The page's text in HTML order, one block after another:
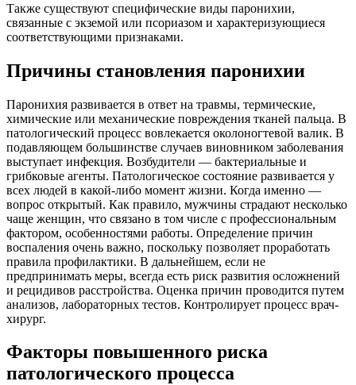
Также существуют специфические виды паронихии,
связанные с экземой или псориазом и характеризующиеся
соответствующими признаками.
Причины становления паронихии
Паронихия развивается в ответ на травмы, термические,
химические или механические повреждения тканей пальца. В
патологический процесс вовлекается околоногтевой валик. В
подавляющем большинстве случаев виновником заболевания
выступает инфекция. Возбудители — бактериальные и
грибковые агенты. Патологическое состояние развивается у
всех людей в какой-либо момент жизни. Когда именно —
вопрос открытый. Как правило, мужчины страдают несколько
чаще женщин, что связано в том числе с профессиональным
фактором, особенностями работы. Определение причин
воспаления очень важно, поскольку позволяет проработать
правила профилактики. В дальнейшем, если не
предпринимать меры, всегда есть риск развития осложнений
и рецидивов расстройства. Оценка причин проводится путем
анализов, лабораторных тестов. Контролирует процесс врач-
хирург.
Факторы повышенного риска
патологического процесса